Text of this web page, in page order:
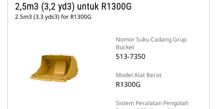
2,5m3 (3,2 yd3) untuk R1300G
2.5m3 (3.3 yds3) for R1300G
Nomor Suku Cadang Grup
Bucket
513-7350
Model Alat Berat
R1300G
Sistem Peralatan Pengolah